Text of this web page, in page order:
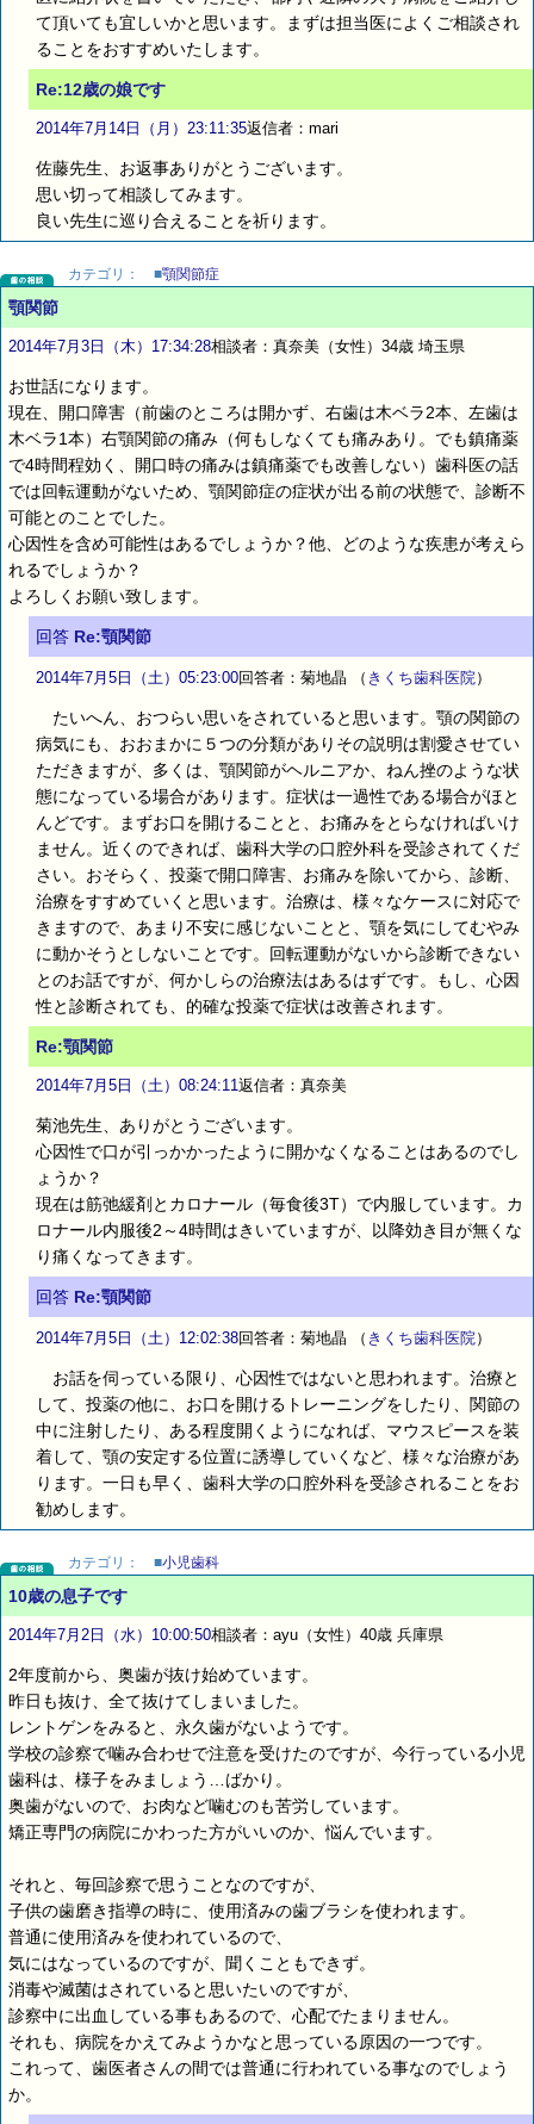
て頂いても宜しいかと思います。まずは担当医によくご相談され
ることをおすすめいたします。
Re:12歳の娘です
2014年7月14日（月）23:11:35返信者：mari
佐藤先生、お返事ありがとうございます。
思い切って相談してみます。
良い先生に巡り合えることを祈ります。
カテゴリ： ■顎関節症
顎関節
2014年7月3日（木）17:34:28相談者：真奈美（女性）34歳 埼玉県
お世話になります。
現在、開口障害（前歯のところは開かず、右歯は木ベラ2本、左歯は
木ベラ1本）右顎関節の痛み（何もしなくても痛みあり。でも鎮痛薬
で4時間程効く、開口時の痛みは鎮痛薬でも改善しない）歯科医の話
では回転運動がないため、顎関節症の症状が出る前の状態で、診断不
可能とのことでした。
心因性を含め可能性はあるでしょうか？他、どのような疾患が考えら
れるでしょうか？
よろしくお願い致します。
回答 Re:顎関節
2014年7月5日（土）05:23:00回答者：菊地晶 （ きくち歯科医院）
たいへん、おつらい思いをされていると思います。顎の関節の
病気にも、おおまかに５つの分類がありその説明は割愛させてい
ただきますが、多くは、顎関節がヘルニアか、ねん挫のような状
態になっている場合があります。症状は一過性である場合がほと
んどです。まずお口を開けることと、お痛みをとらなければいけ
ません。近くのできれば、歯科大学の口腔外科を受診されてくだ
さい。おそらく、投薬で開口障害、お痛みを除いてから、診断、
治療をすすめていくと思います。治療は、様々なケースに対応で
きますので、あまり不安に感じないことと、顎を気にしてむやみ
に動かそうとしないことです。回転運動がないから診断できない
とのお話ですが、何かしらの治療法はあるはずです。もし、心因
性と診断されても、的確な投薬で症状は改善されます。
Re:顎関節
2014年7月5日（土）08:24:11返信者：真奈美
菊池先生、ありがとうございます。
心因性で口が引っかかったように開かなくなることはあるのでし
ょうか？
現在は筋弛緩剤とカロナール（毎食後3T）で内服しています。カ
ロナール内服後2～4時間はきいていますが、以降効き目が無くな
り痛くなってきます。
回答 Re:顎関節
2014年7月5日（土）12:02:38回答者：菊地晶 （ きくち歯科医院）
お話を伺っている限り、心因性ではないと思われます。治療と
して、投薬の他に、お口を開けるトレーニングをしたり、関節の
中に注射したり、ある程度開くようになれば、マウスピースを装
着して、顎の安定する位置に誘導していくなど、様々な治療があ
ります。一日も早く、歯科大学の口腔外科を受診されることをお
勧めします。
カテゴリ： ■小児歯科
10歳の息子です
2014年7月2日（水）10:00:50相談者：ayu（女性）40歳 兵庫県
2年度前から、奥歯が抜け始めています。
昨日も抜け、全て抜けてしまいました。
レントゲンをみると、永久歯がないようです。
学校の診察で噛み合わせで注意を受けたのですが、今行っている小児
歯科は、様子をみましょう…ばかり。
奥歯がないので、お肉など噛むのも苦労しています。
矯正専門の病院にかわった方がいいのか、悩んでいます。
それと、毎回診察で思うことなのですが、
子供の歯磨き指導の時に、使用済みの歯ブラシを使われます。
普通に使用済みを使われているので、
気にはなっているのですが、聞くこともできず。
消毒や滅菌はされていると思いたいのですが、
診察中に出血している事もあるので、心配でたまりません。
それも、病院をかえてみようかなと思っている原因の一つです。
これって、歯医者さんの間では普通に行われている事なのでしょう
か。